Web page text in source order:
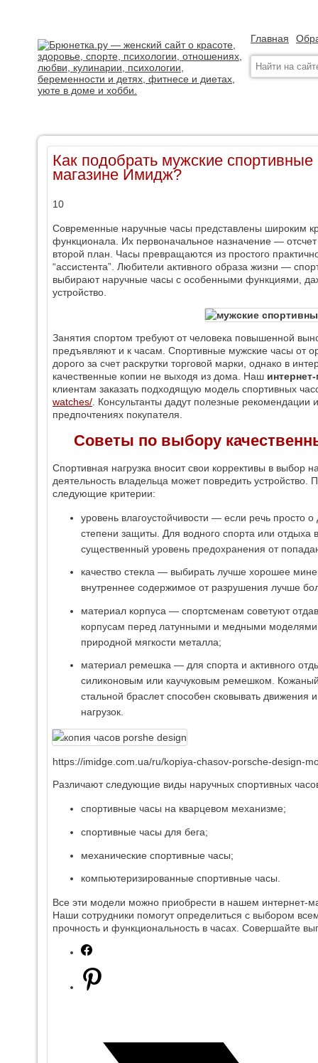
Главная
Как подобрать мужские спортивные
магазине Имидж?
10
Современные наручные часы представлены широким
функционала. Их первоначальное назначение —
второй план. Часы превращаются из простого
“ассистента”. Любители активного образа жизни —
выбирают наручные часы с особенными функциями,
устройство.
Занятия спортом требуют от человека повышенной
предъявляют и к часам. Спортивные мужские часы от
дорого за счет раскрутки торговой марки, однако в
качественные копии не выходя из дома. Наш
клиентам заказать подходящую модель спортивных
watches/ . Консультанты дадут полезные рекомендации
предпочтениях покупателя.
Советы по выбору
Спортивная нагрузка вносит свои коррективы в выбор
деятельность владельца может повредить устройство.
следующие критерии:
уровень влагоустойчивости — если речь просто
степени защиты. Для водного спорта или отдыха
существенный уровень предохранения от
качество стекла — выбирать лучше хорошее
внутреннее содержимое от разрушения лучше
материал корпуса — спортсменам советуют
корпусам перед латунными и медными
природной мягкости металла;
материал ремешка — для спорта и активного
силиконовым или каучуковым ремешком. Кожаный
стальной браслет способен сковывать движения
нагрузок.
https://imidge.com.ua/ru/kopiya-chasov-porsche-design-
Различают следующие виды наручных спортивных
спортивные часы на кварцевом механизме;
спортивные часы для бега;
механические спортивные часы;
компьютеризированные спортивные часы.
Все эти модели можно приобрести в нашем интернет-
Наши сотрудники помогут определиться с выбором
прочность и функциональность в часах. Совершайте